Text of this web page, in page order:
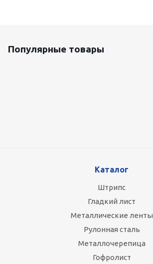
Популярные товары
Каталог
Штрипс
Гладкий лист
Металлические ленты
Рулонная сталь
Металлочерепица
Гофролист